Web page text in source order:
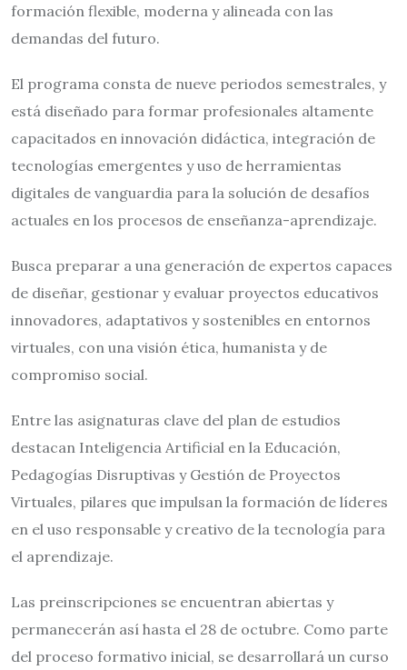
formación flexible, moderna y alineada con las
demandas del futuro.
El programa consta de nueve periodos semestrales, y
está diseñado para formar profesionales altamente
capacitados en innovación didáctica, integración de
tecnologías emergentes y uso de herramientas
digitales de vanguardia para la solución de desafíos
actuales en los procesos de enseñanza-aprendizaje.
Busca preparar a una generación de expertos capaces
de diseñar, gestionar y evaluar proyectos educativos
innovadores, adaptativos y sostenibles en entornos
virtuales, con una visión ética, humanista y de
compromiso social.
Entre las asignaturas clave del plan de estudios
destacan Inteligencia Artificial en la Educación,
Pedagogías Disruptivas y Gestión de Proyectos
Virtuales, pilares que impulsan la formación de líderes
en el uso responsable y creativo de la tecnología para
el aprendizaje.
Las preinscripciones se encuentran abiertas y
permanecerán así hasta el 28 de octubre. Como parte
del proceso formativo inicial, se desarrollará un curso